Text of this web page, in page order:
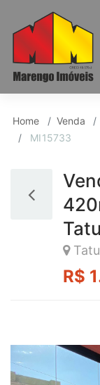
Home Venda
MI15733
R$